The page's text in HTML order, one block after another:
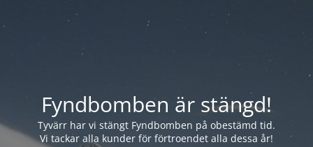
Fyndbomben är stängd!
Tyvärr har vi stängt Fyndbomben på obestämd tid.
Vi tackar alla kunder för förtroendet alla dessa år!